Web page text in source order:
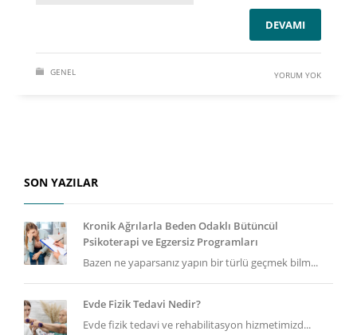
DEVAMI
GENEL YORUM YOK
SON YAZILAR
Kronik Ağrılarla Beden Odaklı Bütüncül
Psikoterapi ve Egzersiz Programları
Bazen ne yaparsanız yapın bir türlü geçmek bilm...
Evde Fizik Tedavi Nedir?
Evde fizik tedavi ve rehabilitasyon hizmetimizd...